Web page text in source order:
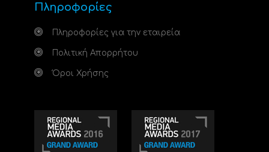
Πληροφορίες
Πληροφορίες για την εταιρεία
Πολιτική Απορρήτου
Όροι Χρήσης